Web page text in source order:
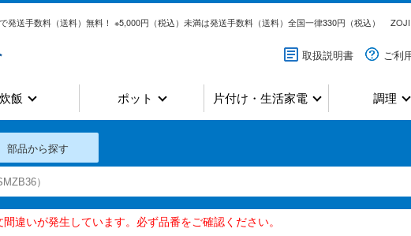
送手数料（送料）無料！ ※5,000円（税込）未満は発送手数料（送料）全国一律330円（税込）
取扱説明書 ご利
炊飯 ポット 片付け・生活家電 調理
部品から探す
違いが発生しています。必ず品番をご確認ください。